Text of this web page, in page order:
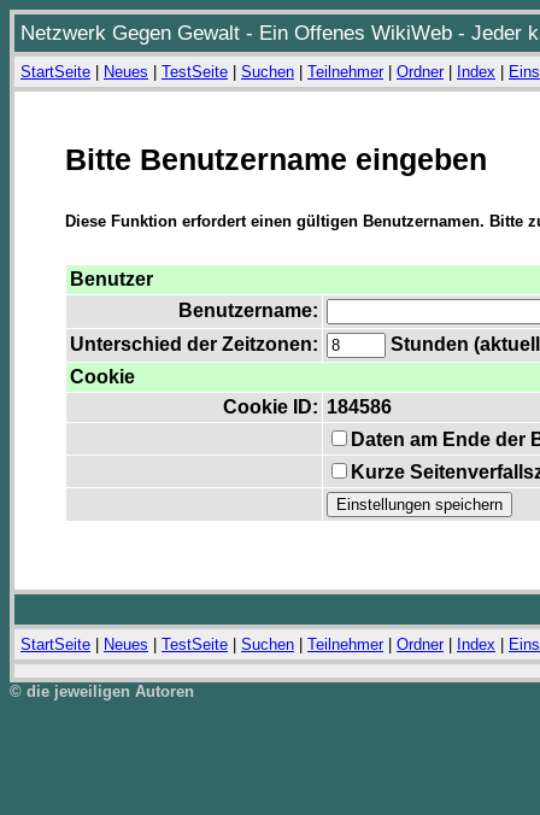
Netzwerk Gegen Gewalt - Ein Offenes WikiWeb - Jeder
StartSeite Neues TestSeite Suchen Teilnehmer| Ordner| Index
Bitte Benutzername eingeben
Diese Funktion erfordert einen gültigen Benutzernamen. Bitte
Benutzer
Benutzername:
Unterschied der Zeitzonen:
Stunden
Cookie
Cookie ID: 184586
Daten am Ende der
Kurze
StartSeite Neues TestSeite Suchen Teilnehmer| Ordner| Index
© die jeweiligen Autoren